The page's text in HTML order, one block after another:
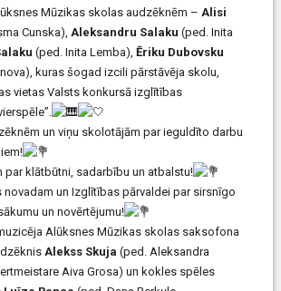
Mūzikas skolas audzēknēm – Alisi
Cunska), Aleksandru Salaku (ped. Inita
(ped. Inita Lemba), Ēriku Dubovsku
kuras šogad izcili pārstāvēja skolu,
vietas Valsts konkursā izglītības
un viņu skolotājām par ieguldīto darbu
par klātbūtni, sadarbību un atbalstu!
novadam un Izglītības pārvaldei par sirsnīgo
un novērtējumu!
Alūksnes Mūzikas skolas saksofona
Alekss Skuja (ped. Aleksandra
Aiva Grosa) un kokles spēles